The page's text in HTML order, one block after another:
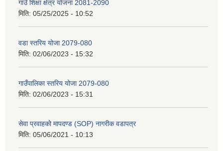
गाउँ शिक्षा क्षेत्र योजना 2081-2090
मिति: 05/25/2025 - 10:52
वडा स्तरिय योजा 2079-080
मिति: 02/06/2023 - 15:32
गाउँपालिका स्तरिय योजा 2079-080
मिति: 02/06/2023 - 15:31
सेवा प्रवाहको मापदण्ड (SOP) नागरीक वडापत्र
मिति: 05/06/2021 - 10:13